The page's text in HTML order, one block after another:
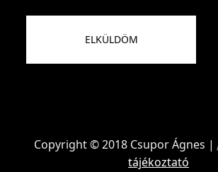
Copyright © 2018 Csupor Ágnes |
tájékoztató